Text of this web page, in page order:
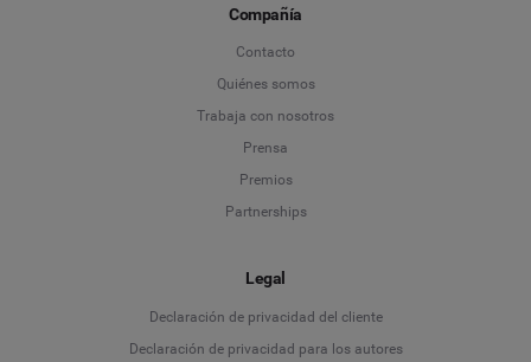
Compañía
Contacto
Quiénes somos
Trabaja con nosotros
Prensa
Premios
Partnerships
Legal
Declaración de privacidad del cliente
Declaración de privacidad para los autores